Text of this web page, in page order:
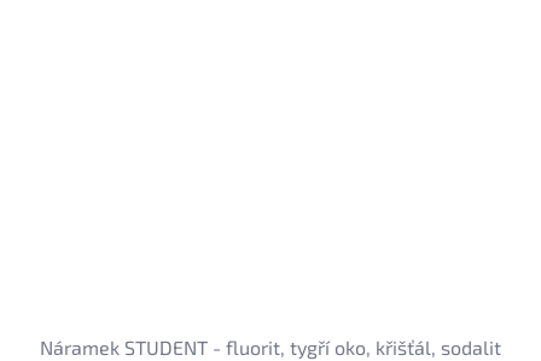
Náramek STUDENT - fluorit, tygří oko, křišťál, sodalit